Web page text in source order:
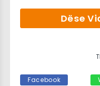
Dëse
Facebook